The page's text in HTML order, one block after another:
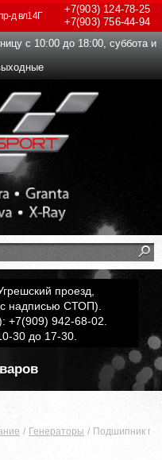
+7(903)124-78-25
+7(903)756-44-94
д вл14Г
с 10:00 до 18:00, суббота и
проезд,
надписью СТОП).
+7(909) 942-68-02.
30 до 17-30.
Генераторы Подшипник